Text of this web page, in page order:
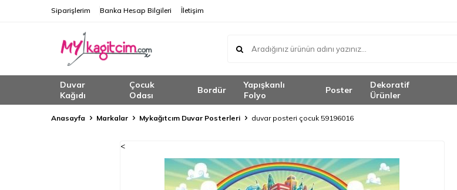
Siparişlerim Banka Hesap Bilgileri İletişim
Duvar
Kağıdı
Çocuk
Odası
Bordür
Yapışkanlı
Folyo
Poster
Dekoratif
Ürünler
Anasayfa Markalar Mykağıtcım Duvar Posterleri duvar posteri çocuk 59196016
<